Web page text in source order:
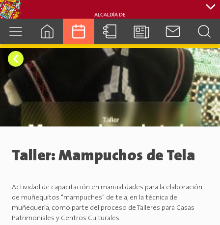
cuenca.gob.ec
Taller: Mampuchos de Tela
Actividad de capacitación en manualidades para la elaboración
de muñequitos "mampuches" de tela, en la técnica de
muñequería, como parte del proceso de Talleres para Casas
Patrimoniales y Centros Culturales.